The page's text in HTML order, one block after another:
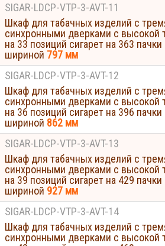
SIGAR-LDCP-VTP-3-AVT-11
Шкаф для табачных изделий с
синхронными дверками с высокой
на 33 позиций сигарет на 363 пачки
шириной 797 мм
SIGAR-LDCP-VTP-3-AVT-12
Шкаф для табачных изделий с
синхронными дверками с высокой
на 36 позиций сигарет на 396 пачки
шириной 862 мм
SIGAR-LDCP-VTP-3-AVT-13
Шкаф для табачных изделий с
синхронными дверками с высокой
на 39 позиций сигарет на 429 пачки
шириной 927 мм
SIGAR-LDCP-VTP-3-AVT-14
Шкаф для табачных изделий с
синхронными дверками с высокой